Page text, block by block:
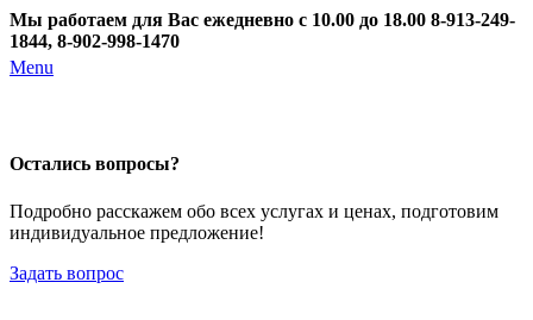
Мы работаем для Вас ежедневно с 10.00 до 18.00 8-913-249-
1844, 8-902-998-1470
Menu
Остались вопросы?
Подробно расскажем обо всех услугах и ценах, подготовим
индивидуальное предложение!
Задать вопрос